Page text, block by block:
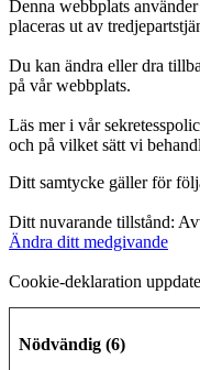
Denna webbplats
placeras ut av
Du kan ändra eller dra
på vår webbplats.
Läs mer i vår
och på vilket sätt vi
Ditt samtycke gäller för
Ditt nuvarande tillstånd:
Ändra ditt medgivande
Cookie-deklaration
Nödvändig (6)